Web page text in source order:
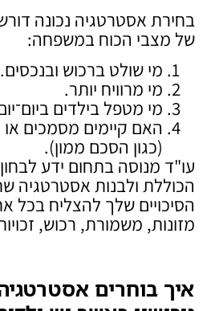
בחירת אסטרטגיה נכונה
של מצבי הכוח במשפחה:
מי שולט ברכוש ובנכסים.
מי מרוויח יותר.
מי מטפל בילדים
האם קיימים מסמכים
(כגון הסכם ממון).
עו"ד מנוסה בתחום ידע
הכוללת ולבנות
הסיכויים שלך להצליח בכל
מזונות, משמורת, רכוש,
איך בוחרים